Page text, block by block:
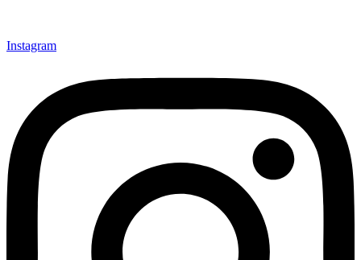
Instagram